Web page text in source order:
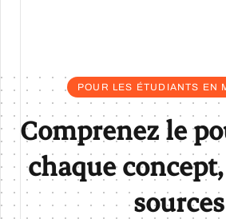
POUR LES ÉTUDIANTS EN
Comprenez le
chaque
sources